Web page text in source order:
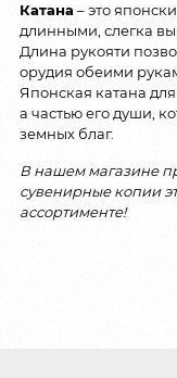
Катана – это
длинными, слегка
Длина рукояти
орудия обеими
Японская катана
а частью его души,
земных благ.
В нашем магазине
сувенирные копии
ассортименте!